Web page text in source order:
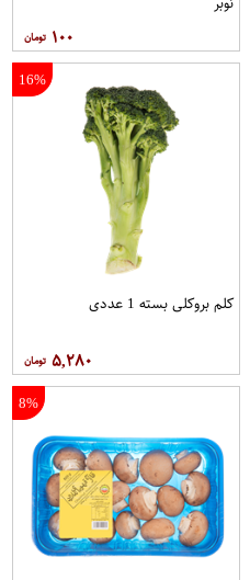
۱۰۰
16%
کلم بروکلی بسته 1 عددی
۵,۲۸۰
8%